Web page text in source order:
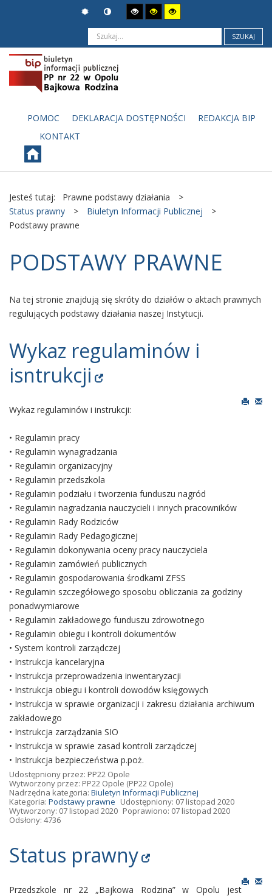
SZUKAJ
POMOC DEKLARACJA DOSTĘPNOŚCI
REDAKCJA BIP
KONTAKT
Jesteś tutaj: Prawne podstawy działania
>
Status prawny
> Biuletyn Informacji Publicznej
>
Podstawy prawne
PODSTAWY PRAWNE
Na tej stronie znajdują się skróty do działów o aktach prawnych
regulujących podstawy działania naszej Instytucji.
Wykaz regulaminów i
isntrukcji
Wykaz regulaminów i instrukcji:
• Regulamin pracy
• Regulamin wynagradzania
• Regulamin organizacyjny
• Regulamin przedszkola
• Regulamin podziału i tworzenia funduszu nagród
• Regulamin nagradzania nauczycieli i innych pracowników
• Regulamin Rady Rodziców
• Regulamin Rady Pedagogicznej
• Regulamin dokonywania oceny pracy nauczyciela
• Regulamin zamówień publicznych
• Regulamin gospodarowania środkami ZFSS
• Regulamin szczegółowego sposobu obliczania za godziny
ponadwymiarowe
• Regulamin zakładowego funduszu zdrowotnego
• Regulamin obiegu i kontroli dokumentów
• System kontroli zarządczej
• Instrukcja kancelaryjna
• Instrukcja przeprowadzenia inwentaryzacji
• Instrukcja obiegu i kontroli dowodów księgowych
• Instrukcja w sprawie organizacji i zakresu działania archiwum
zakładowego
• Instrukcja zarządzania SIO
• Instrukcja w sprawie zasad kontroli zarządczej
• Instrukcja bezpieczeństwa p.poż.
Udostępniony przez: PP22 Opole
Wytworzony przez: PP22 Opole (PP22 Opole)
Nadrzędna kategoria: Biuletyn Informacji Publicznej
Kategoria: Podstawy prawne Udostępniony: 07 listopad 2020
Wytworzony: 07 listopad 2020 Poprawiono: 07 listopad 2020
Odsłony: 4736
Status prawny
Przedszkole nr 22 „Bajkowa Rodzina” w Opolu jest